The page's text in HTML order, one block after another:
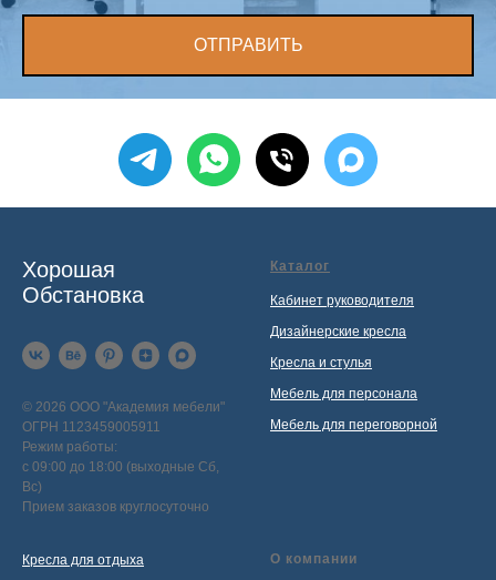
ОТПРАВИТЬ
Хорошая
Обстановка
© 2026 ООО "Академия мебели"
ОГРН 1123459005911
Режим работы:
с 09:00 до 18:00 (выходные Сб,
Вс)
Прием заказов круглосуточно
Каталог
Кабинет руководителя
Дизайнерские кресла
Кресла и стулья
Мебель для персонала
Мебель для переговорной
Кресла для отдыха О компании